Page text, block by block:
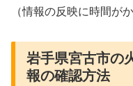
（情報の反映に時間が
岩手県宮古市の
報の確認方法